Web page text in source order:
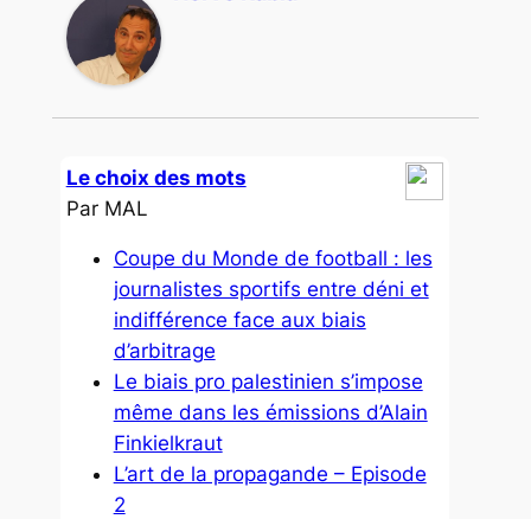
Le choix des mots
Par MAL
Coupe du Monde de football : les
journalistes sportifs entre déni et
indifférence face aux biais
d’arbitrage
Le biais pro palestinien s’impose
même dans les émissions d’Alain
Finkielkraut
L’art de la propagande – Episode
2